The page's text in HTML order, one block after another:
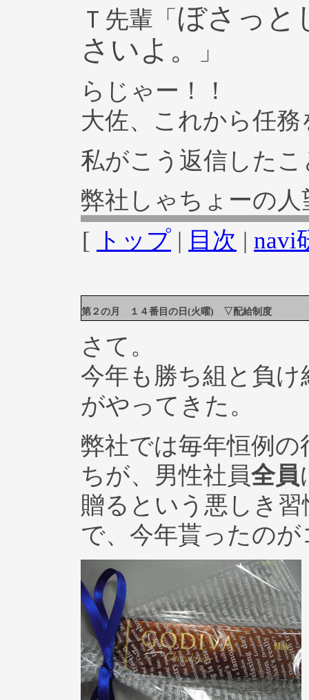
Ｔ先輩「 ぼさっと
さいよ。
」
らじゃー！！
大佐、これから任
私がこう返信した
弊社しゃちょーの
[
トップ | 目次 | navi
第２の月 １４番目の日(火曜) ▽配給制度
さて。
今年も勝ち組と負
がやってきた。
弊社では毎年恒例
ちが、男性社員全員
贈るという悪しき
で、今年貰ったのが